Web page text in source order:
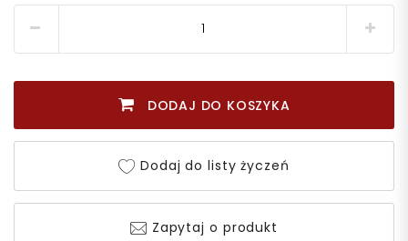
DODAJ DO KOSZYKA
Dodaj do listy życzeń
Zapytaj o produkt